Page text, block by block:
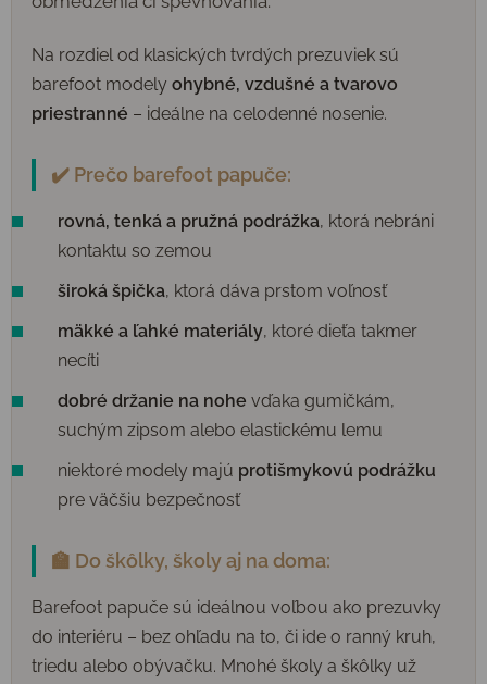
Na rozdiel od klasických tvrdých prezuviek sú
barefoot modely ohybné, vzdušné a tvarovo
priestranné – ideálne na celodenné nosenie.
✔️ Prečo barefoot papuče:
rovná, tenká a pružná podrážka, ktorá nebráni
kontaktu so zemou
široká špička, ktorá dáva prstom voľnosť
mäkké a ľahké materiály, ktoré dieťa takmer
necíti
dobré držanie na nohe vďaka gumičkám,
suchým zipsom alebo elastickému lemu
niektoré modely majú protišmykovú podrážku
pre väčšiu bezpečnosť
🏫 Do škôlky, školy aj na doma:
Barefoot papuče sú ideálnou voľbou ako prezuvky
do interiéru – bez ohľadu na to, či ide o ranný kruh,
triedu alebo obývačku. Mnohé školy a škôlky už